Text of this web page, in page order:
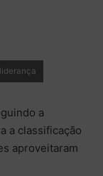
a
a classificação
aproveitaram